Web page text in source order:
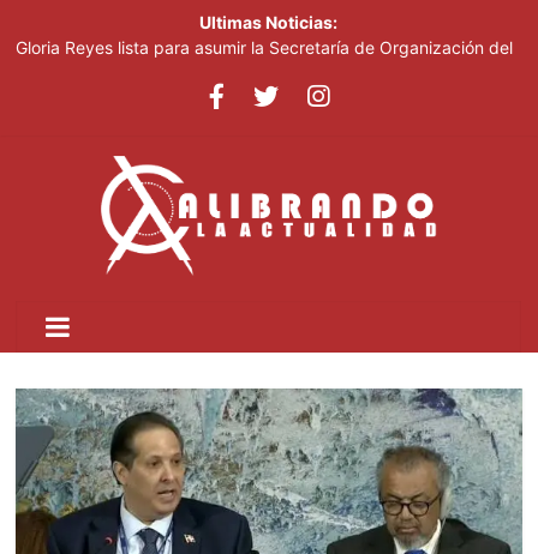
Ultimas Noticias:
Gloria Reyes lista para asumir la Secretaría de Organización del
Efemérides Patrias y el Instituto Duartiano en reunión solemne
Agente de la DIGESETT identifica a mujer reportada como
desaparecida tras encontrarla desorientada
Banreservas obtiene siete galardones en los Effie Awards
República Dominicana 2026